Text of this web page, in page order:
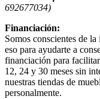
692677034)
Financiación:
Somos conscientes de
eso para ayudarte a
financiación para
12, 24 y 30 meses sin
nuestras tiendas de
personalmente.